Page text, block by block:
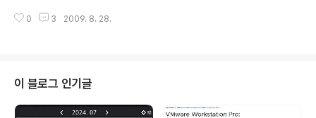
이크포인트(F9)를 걸고 달립니다. 0x00401045 에서 레
성을 항상 염두 해야합니다. 2. 파일 등록정보 확인 nVidia
니다. 수상한 스트링은 없습니다만 다음 내용이 이상하네
요. - 디버깅 버전 : nVidia 에서 정식 배포한 파일이라면 r
elease 버전이어야함. 개발자 버전이 접수되었을 수 있
0 3 2009. 8. 28.
이 블로그 인기글